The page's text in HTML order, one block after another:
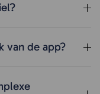
van de app?